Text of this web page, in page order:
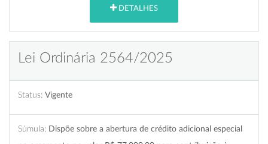
DETALHES
Lei Ordinária 2564/2025
Status: Vigente
Súmula: Dispõe sobre a abertura de crédito adicional especial